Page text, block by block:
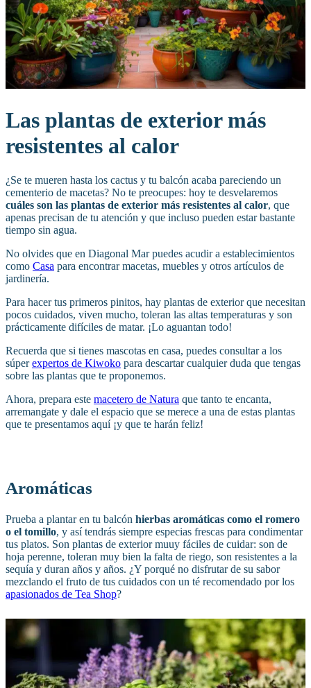
Las plantas de exterior más
resistentes al calor
¿Se te mueren hasta los cactus y tu balcón acaba pareciendo un
cementerio de macetas? No te preocupes: hoy te desvelaremos
cuáles son las plantas de exterior más resistentes al calor, que
apenas precisan de tu atención y que incluso pueden estar bastante
tiempo sin agua.
No olvides que en Diagonal Mar puedes acudir a establecimientos
como Casa para encontrar macetas, muebles y otros artículos de
jardinería.
Para hacer tus primeros pinitos, hay plantas de exterior que necesitan
pocos cuidados, viven mucho, toleran las altas temperaturas y son
prácticamente difíciles de matar. ¡Lo aguantan todo!
Recuerda que si tienes mascotas en casa, puedes consultar a los
súperexpertos de Kiwoko para descartar cualquier duda que tengas
sobre las plantas que te proponemos.
Ahora, prepara este macetero de Natura que tanto te encanta,
arremangate y dale el espacio que se merece a una de estas plantas
que te presentamos aquí ¡y que te harán feliz!
Aromáticas
Prueba a plantar en tu balcón hierbas aromáticas como el romero
o el tomillo, y así tendrás siempre especias frescas para condimentar
tus platos. Son plantas de exterior muuy fáciles de cuidar: son de
hoja perenne, toleran muy bien la falta de riego, son resistentes a la
sequía y duran años y años. ¿Y porqué no disfrutar de su sabor
mezclando el fruto de tus cuidados con un té recomendado por los
apasionados de Tea Shop?